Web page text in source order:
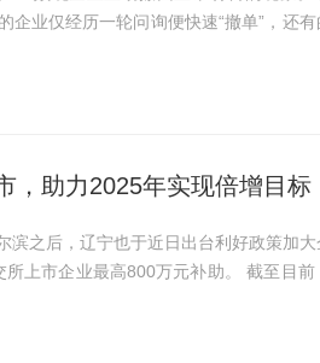
企业仅经历一轮问询便快速“撤单”，还有
，助力2025年实现倍增目标
最高800万元补助。 截至目前，在北